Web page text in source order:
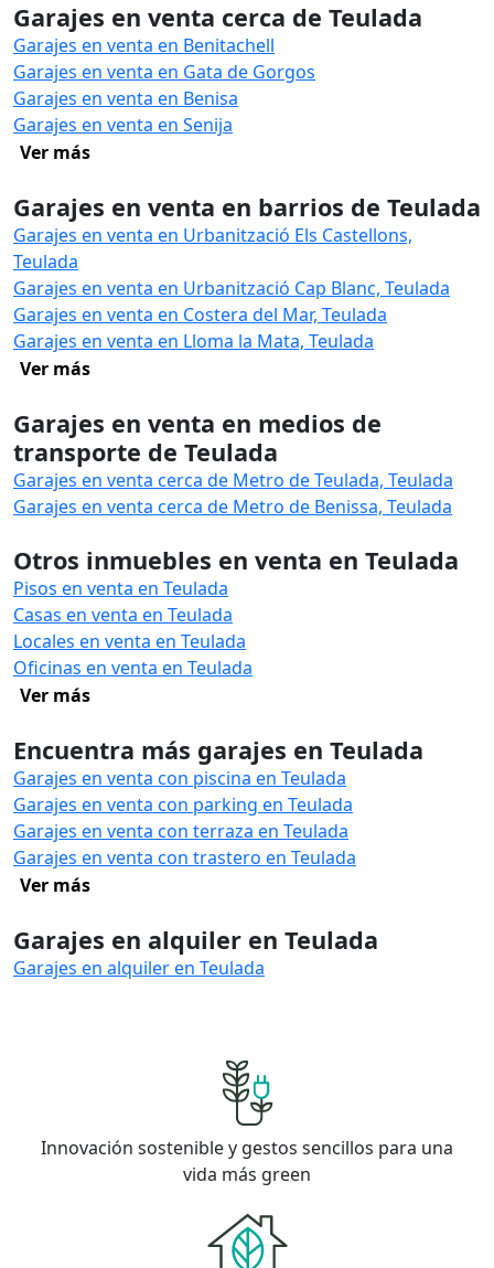
Garajes en venta cerca de Teulada
Garajes en venta en Benitachell
Garajes en venta en Gata de Gorgos
Garajes en venta en Benisa
Garajes en venta en Senija
Ver más
Garajes en venta en barrios de Teulada
Garajes en venta en Urbanització Els Castellons,
Teulada
Garajes en venta en Urbanització Cap Blanc, Teulada
Garajes en venta en Costera del Mar, Teulada
Garajes en venta en Lloma la Mata, Teulada
Ver más
Garajes en venta en medios de
transporte de Teulada
Garajes en venta cerca de Metro de Teulada, Teulada
Garajes en venta cerca de Metro de Benissa, Teulada
Otros inmuebles en venta en Teulada
Pisos en venta en Teulada
Casas en venta en Teulada
Locales en venta en Teulada
Oficinas en venta en Teulada
Ver más
Encuentra más garajes en Teulada
Garajes en venta con piscina en Teulada
Garajes en venta con parking en Teulada
Garajes en venta con terraza en Teulada
Garajes en venta con trastero en Teulada
Ver más
Garajes en alquiler en Teulada
Garajes en alquiler en Teulada
Innovación sostenible y gestos sencillos para una
vida más green